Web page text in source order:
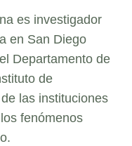
es investigador
en San Diego
Departamento de
de
las instituciones
fenómenos